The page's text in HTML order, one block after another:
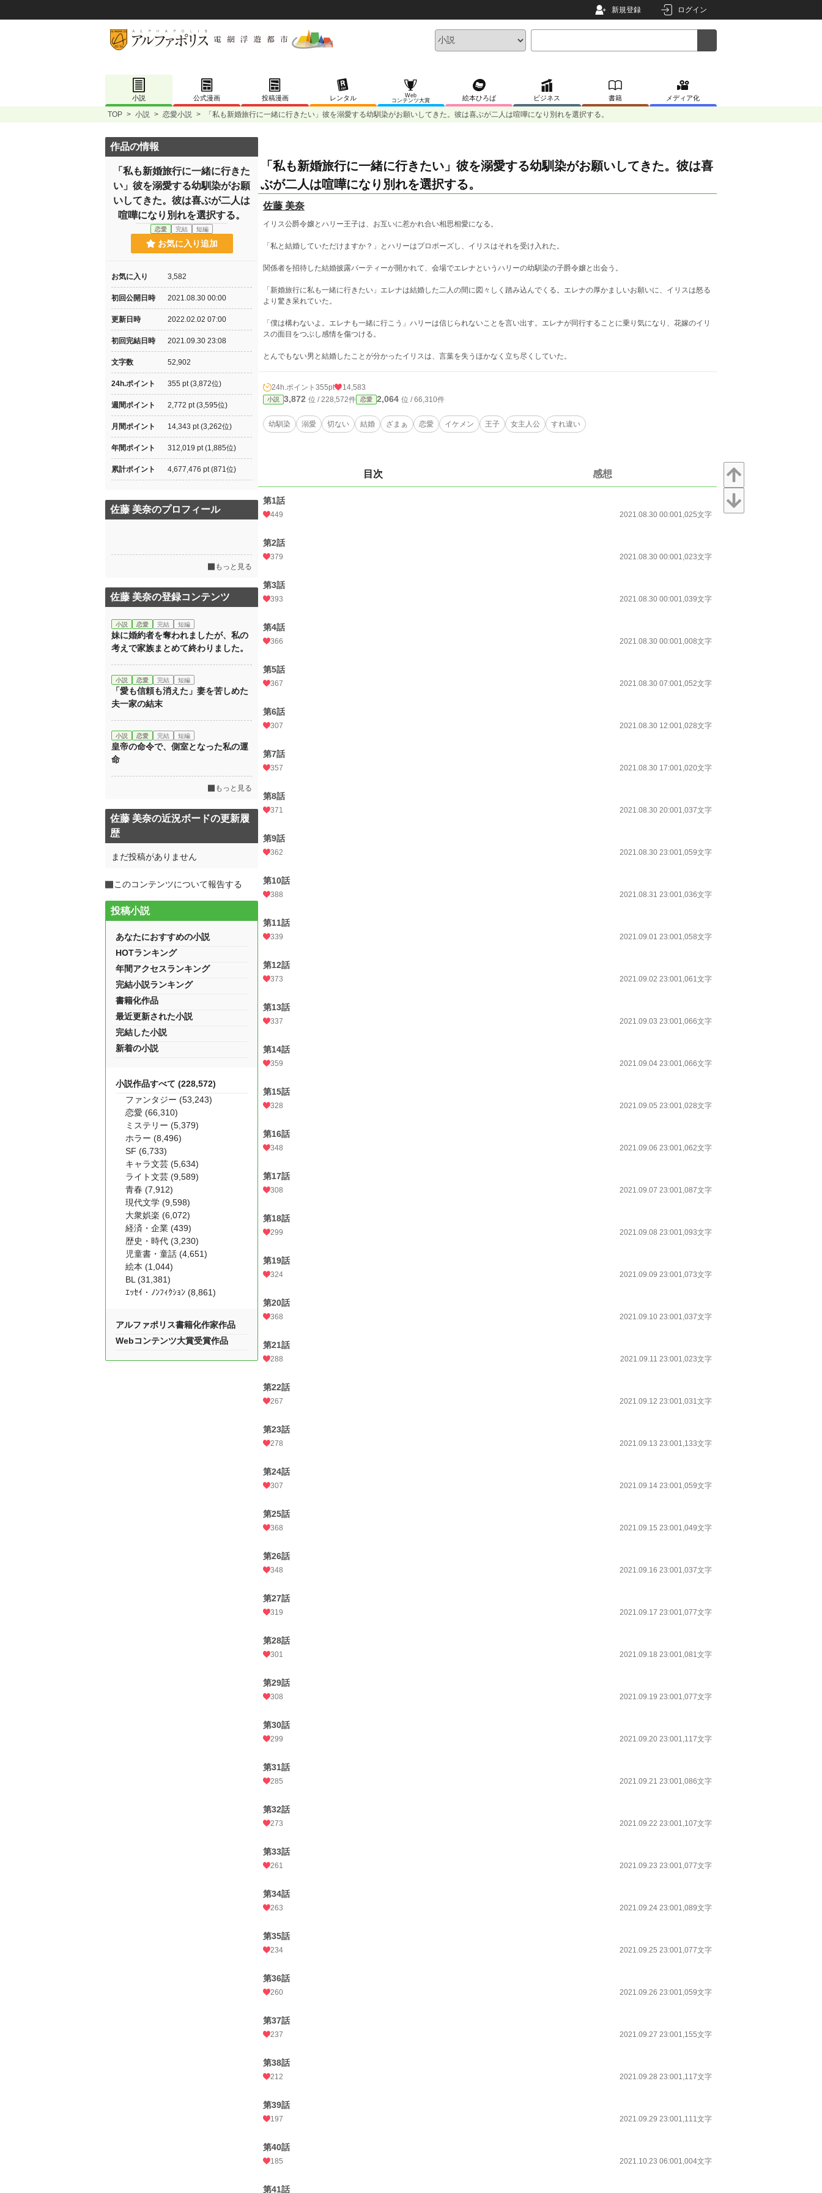
新規登録 ログイン
小説 公式漫画 投稿漫画 レンタル
Web
コンテンツ大賞
絵本ひろば ビジネス 書籍 メディア化
TOP > 小説 > 恋愛小説 > 「私も新婚旅行に一緒に行きたい」彼を溺愛する幼馴染がお願いしてきた。彼は喜ぶが二人は喧嘩になり別れを選択する。
「私も新婚旅行に一緒に行きたい」彼を溺愛する幼馴染がお願いしてきた。彼は喜
ぶが二人は喧嘩になり別れを選択する。
佐藤 美奈
イリス公爵令嬢とハリー王子は、お互いに惹かれ合い相思相愛になる。
「私と結婚していただけますか？」とハリーはプロポーズし、イリスはそれを受け入れた。
関係者を招待した結婚披露パーティーが開かれて、会場でエレナというハリーの幼馴染の子爵令嬢と出会う。
「新婚旅行に私も一緒に行きたい」エレナは結婚した二人の間に図々しく踏み込んでくる。エレナの厚かましいお願いに、イリスは怒る
より驚き呆れていた。
「僕は構わないよ。エレナも一緒に行こう」ハリーは信じられないことを言い出す。エレナが同行することに乗り気になり、花嫁のイリ
スの面目をつぶし感情を傷つける。
とんでもない男と結婚したことが分かったイリスは、言葉を失うほかなく立ち尽くしていた。
24h.ポイント 355pt 14,583
小説 3,872 位 / 228,572件 恋愛 2,064 位 / 66,310件
幼馴染 溺愛 切ない 結婚 ざまぁ 恋愛 イケメン 王子 女主人公 すれ違い
目次 感想
第1話
449 2021.08.30 00:001,025文字
第2話
379 2021.08.30 00:001,023文字
第3話
393 2021.08.30 00:001,039文字
第4話
366 2021.08.30 00:001,008文字
第5話
367 2021.08.30 07:001,052文字
第6話
307 2021.08.30 12:001,028文字
第7話
357 2021.08.30 17:001,020文字
第8話
371 2021.08.30 20:001,037文字
第9話
362 2021.08.30 23:001,059文字
第10話
388 2021.08.31 23:001,036文字
第11話
339 2021.09.01 23:001,058文字
第12話
373 2021.09.02 23:001,061文字
第13話
337 2021.09.03 23:001,066文字
第14話
359 2021.09.04 23:001,066文字
第15話
328 2021.09.05 23:001,028文字
第16話
348 2021.09.06 23:001,062文字
第17話
308 2021.09.07 23:001,087文字
第18話
299 2021.09.08 23:001,093文字
第19話
324 2021.09.09 23:001,073文字
第20話
368 2021.09.10 23:001,037文字
第21話
288 2021.09.11 23:001,023文字
第22話
267 2021.09.12 23:001,031文字
第23話
278 2021.09.13 23:001,133文字
第24話
307 2021.09.14 23:001,059文字
第25話
368 2021.09.15 23:001,049文字
第26話
348 2021.09.16 23:001,037文字
第27話
319 2021.09.17 23:001,077文字
第28話
301 2021.09.18 23:001,081文字
第29話
308 2021.09.19 23:001,077文字
第30話
299 2021.09.20 23:001,117文字
第31話
285 2021.09.21 23:001,086文字
第32話
273 2021.09.22 23:001,107文字
第33話
261 2021.09.23 23:001,077文字
第34話
263 2021.09.24 23:001,089文字
第35話
234 2021.09.25 23:001,077文字
第36話
260 2021.09.26 23:001,059文字
第37話
237 2021.09.27 23:001,155文字
第38話
212 2021.09.28 23:001,117文字
第39話
197 2021.09.29 23:001,111文字
第40話
185 2021.10.23 06:001,004文字
第41話
作品の情報
「私も新婚旅行に一緒に行きた
い」彼を溺愛する幼馴染がお願
いしてきた。彼は喜ぶが二人は
喧嘩になり別れを選択する。
恋愛 完結 短編
お気に入り追加
お気に入り 3,582
初回公開日時 2021.08.30 00:00
更新日時 2022.02.02 07:00
初回完結日時 2021.09.30 23:08
文字数 52,902
24h.ポイント 355 pt (3,872位)
週間ポイント 2,772 pt (3,595位)
月間ポイント 14,343 pt (3,262位)
年間ポイント 312,019 pt (1,885位)
累計ポイント 4,677,476 pt (871位)
佐藤 美奈のプロフィール
もっと見る
佐藤 美奈の登録コンテンツ
小説 恋愛 完結 短編
妹に婚約者を奪われましたが、私の
考えで家族まとめて終わりました。
小説 恋愛 完結 短編
「愛も信頼も消えた」妻を苦しめた
夫一家の結末
小説 恋愛 完結 短編
皇帝の命令で、側室となった私の運
命
もっと見る
佐藤 美奈の近況ボードの更新履
歴
まだ投稿がありません
このコンテンツについて報告する
投稿小説
あなたにおすすめの小説
HOTランキング
年間アクセスランキング
完結小説ランキング
書籍化作品
最近更新された小説
完結した小説
新着の小説
小説作品すべて (228,572)
ファンタジー (53,243)
恋愛 (66,310)
ミステリー (5,379)
ホラー (8,496)
SF (6,733)
キャラ文芸 (5,634)
ライト文芸 (9,589)
青春 (7,912)
現代文学 (9,598)
大衆娯楽 (6,072)
経済・企業 (439)
歴史・時代 (3,230)
児童書・童話 (4,651)
絵本 (1,044)
BL (31,381)
ｴｯｾｲ・ﾉﾝﾌｨｸｼｮﾝ (8,861)
アルファポリス書籍化作家作品
Webコンテンツ大賞受賞作品